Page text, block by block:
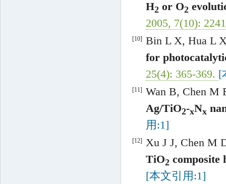
H2 or O2
2005, 7(10): 2241
[10] Bin L X, Hua L
for
25(4): 365-369. [
[11] Wan B, Chen M
Ag/TiO2-xNx
用:1]
[12] Xu J J, Chen M
TiO2 composite
[本文引用:1]